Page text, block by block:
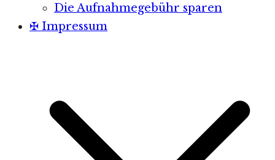
Die Aufnahmegebühr sparen
✠ Impressum